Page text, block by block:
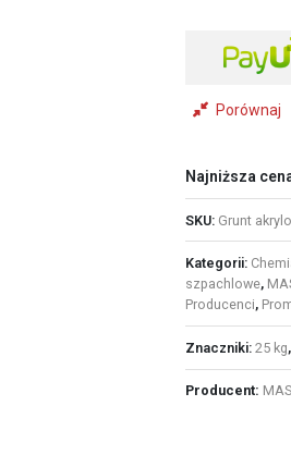
Porównaj
Najniższa
SKU: Grunt
Kategorii:
szpachlowe,
Producenci,
Znaczniki: 25 kg,
Producent: